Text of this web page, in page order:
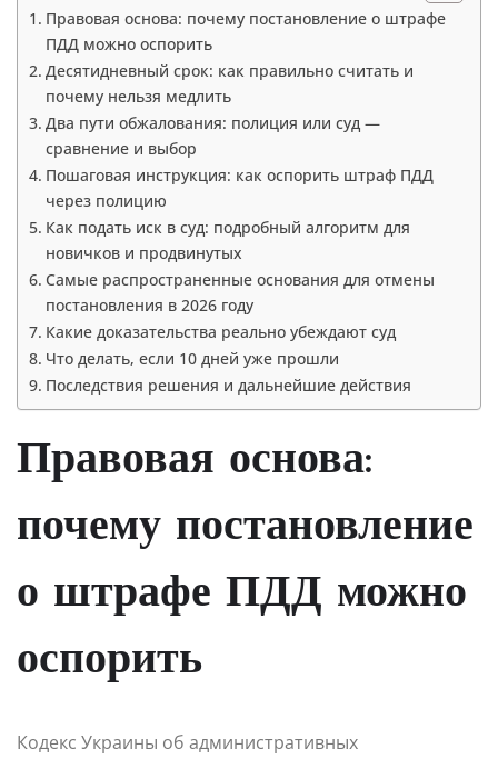
Правовая основа: почему постановление о штрафе
ПДД можно оспорить
Десятидневный срок: как правильно считать и
почему нельзя медлить
Два пути обжалования: полиция или суд —
сравнение и выбор
Пошаговая инструкция: как оспорить штраф ПДД
через полицию
Как подать иск в суд: подробный алгоритм для
новичков и продвинутых
Самые распространенные основания для отмены
постановления в 2026 году
Какие доказательства реально убеждают суд
Что делать, если 10 дней уже прошли
Последствия решения и дальнейшие действия
Правовая основа:
почему постановление
о штрафе ПДД можно
оспорить
Кодекс Украины об административных